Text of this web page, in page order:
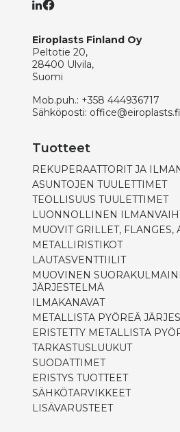
Eiroplasts Finland Oy
Peltotie 20,
28400 Ulvila,
Suomi
Mob.puh.: +358 444936717
Sähköposti: office@eiroplasts.fi
Tuotteet
REKUPERAATTORIT JA
ASUNTOJEN TUULETTIMET
TEOLLISUUS TUULETTIMET
LUONNOLLINEN
MUOVIT GRILLET, FLANGES,
METALLIRISTIKOT
LAUTASVENTTIILIT
MUOVINEN
JÄRJESTELMÄ
ILMAKANAVAT
METALLISTA PYÖREÄ
ERISTETTY METALLISTA
TARKASTUSLUUKUT
SUODATTIMET
ERISTYS TUOTTEET
SÄHKÖTARVIKKEET
LISÄVARUSTEET